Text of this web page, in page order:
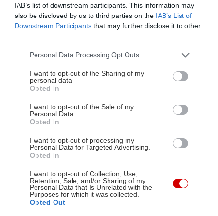
IAB’s list of downstream participants. This information may
also be disclosed by us to third parties on the IAB’s List of
Downstream Participants that may further disclose it to other
Please note that this website/app uses one or more Google
not limited to your visit or usage behaviour. You may click to
grant or deny consent to Google and its third-party tags to
use your data for below specified purposes in below Google
consent section.
Personal Data Processing Opt Outs
I want to opt-out of the Sharing of my
personal data.
Opted In
I want to opt-out of the Sale of my
Personal Data.
Opted In
I want to opt-out of processing my
Personal Data for Targeted Advertising.
Opted In
I want to opt-out of Collection, Use,
Retention, Sale, and/or Sharing of my
Personal Data that Is Unrelated with the
Purposes for which it was collected.
Opted Out
Strange Brew Taproom & Bottleshop